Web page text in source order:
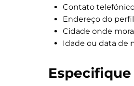
Contato
Endereço do
Cidade onde mora
Idade ou data de